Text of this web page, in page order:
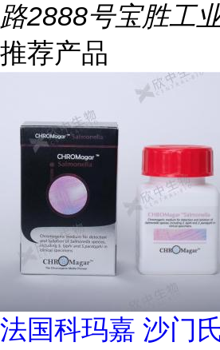
路2888号宝胜工
推荐产品
法国科玛嘉 沙门